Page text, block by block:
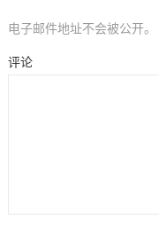
电子邮件地址不会被公开。
评论